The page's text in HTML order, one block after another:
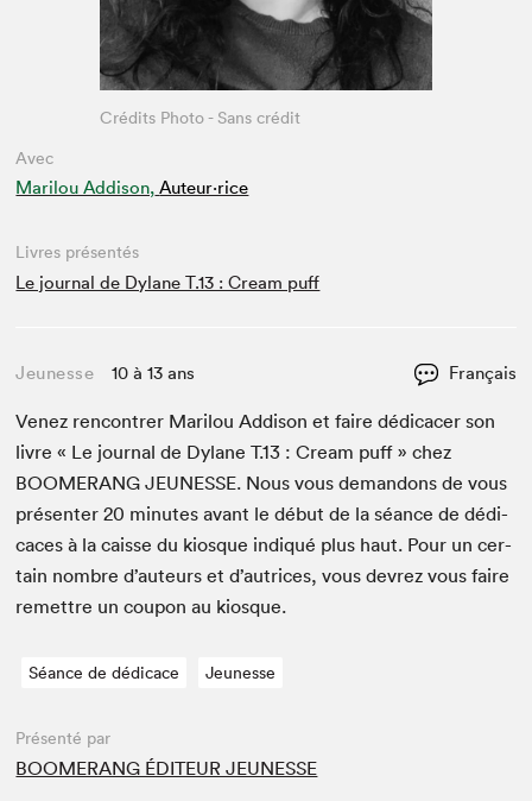
Avec
Marilou Addison, Auteur·rice
Crédits Photo - Sans crédit
Livres présentés
Le journal de Dylane T.13 : Cream puff
Jeunesse 10 à 13 ans Français
Venez ren­con­tr­er Mar­ilou Addi­son et faire dédi­cac­er son
livre « Le jour­nal de Dylane T.13 : Cream puff » chez
BOOMERANG JEUNESSE. Nous vous deman­dons de vous
présen­ter20 min­utes avant le début de la séance de dédi­
caces à la caisse du kiosque indiqué plus haut. Pour un cer­
tain nom­bre d’auteurs et d’autrices, vous devrez vous faire
remet­tre un coupon au kiosque.
Séance de dédicace Jeunesse
Présenté par
BOOMERANG ÉDITEUR JEUNESSE